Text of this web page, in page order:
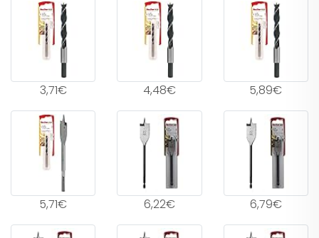
3,71€ 4,48€ 5,89€
5,71€ 6,22€ 6,79€